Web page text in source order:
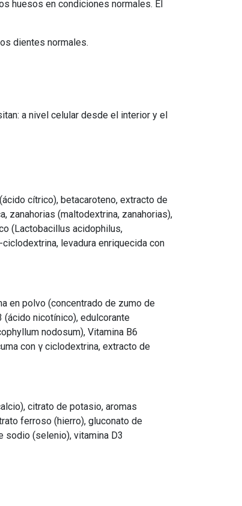
huesos en condiciones normales. El
dientes normales.
a nivel celular desde el interior y el
cítrico), betacaroteno, extracto de
zanahorias (maltodextrina, zanahorias),
(Lactobacillus acidophilus,
levadura enriquecida con
en polvo (concentrado de zumo de
(ácido nicotínico), edulcorante
nodosum), Vitamina B6
con γ ciclodextrina, extracto de
citrato de potasio, aromas
ferroso (hierro), gluconato de
sodio (selenio), vitamina D3